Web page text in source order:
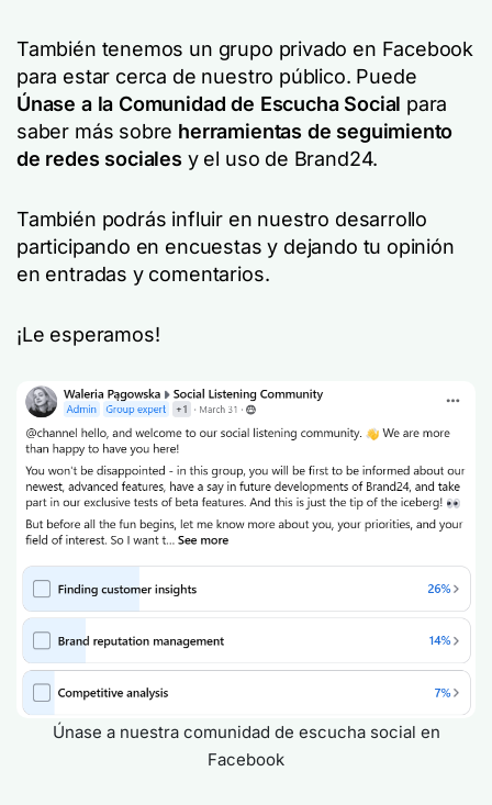
También tenemos un grupo privado en Facebook
para estar cerca de nuestro público. Puede
Únase a la Comunidad de Escucha Social para
saber más sobre herramientas de seguimiento
de redes sociales y el uso de Brand24.
También podrás influir en nuestro desarrollo
participando en encuestas y dejando tu opinión
en entradas y comentarios.
¡Le esperamos!
Únase a nuestra comunidad de escucha social en
Facebook